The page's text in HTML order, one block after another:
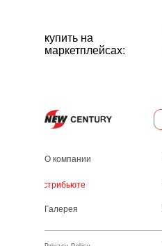
О компании
Галерея
Дистрибьютеры
купить на
маркетплейсах: